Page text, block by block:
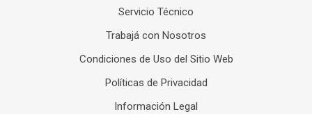
Servicio Técnico
Trabajá con Nosotros
Condiciones de Uso del Sitio Web
Políticas de Privacidad
Información Legal